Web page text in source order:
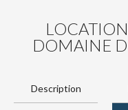
DOMAINE
Description